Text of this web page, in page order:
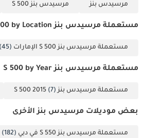
مرسيدس بنز مرسيدس بنز S 500
مستعملة مرسيدس بنز S 500 by Location
مستعملة مرسيدس بنز S 500 الإمارات (45)
مستعملة مرسيدس بنز S 500 by Year
مستعملة مرسيدس بنز S 500 2015(7)
بعض موديلات مرسيدس بنز الأخرى
مستعملة مرسيدس بنز S 550 في دبي (182)